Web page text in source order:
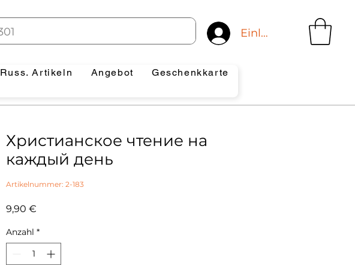
Einloggen
Russ. Artikeln Angebot
Geschenkkarte
Христианское чтение на
каждый день
Artikelnummer: 2-183
9,90 €
Anzahl *